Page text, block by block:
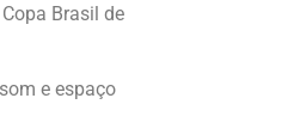
Brasil de
e espaço